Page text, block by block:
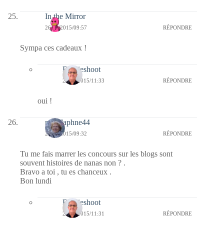
In the Mirror
26/01/2015/09:57 RÉPONDRE
Sympa ces cadeaux !
Bernieshoot
27/01/2015/11:33 RÉPONDRE
oui !
missdaphne44
26/01/2015/09:32 RÉPONDRE
Tu me fais marrer les concours sur les blogs sont
souvent histoires de nanas non ? .
Bravo a toi , tu es chanceux .
Bon lundi
Bernieshoot
27/01/2015/11:31 RÉPONDRE